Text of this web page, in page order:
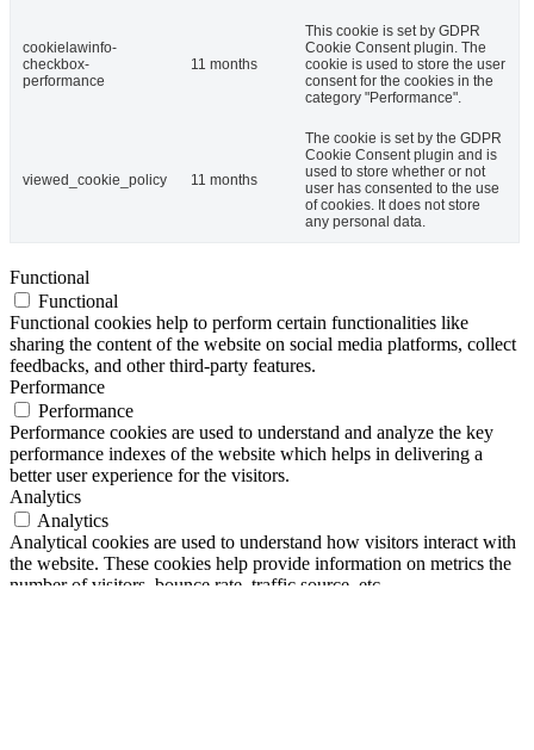
cookielawinfo-
checkbox-
performance
11 months
This cookie is set by GDPR
Cookie Consent plugin. The
cookie is used to store the user
consent for the cookies in the
category "Performance".
viewed_cookie_policy 11 months
The cookie is set by the GDPR
Cookie Consent plugin and is
used to store whether or not
user has consented to the use
of cookies. It does not store
any personal data.
Functional
Functional
Functional cookies help to perform certain functionalities like
sharing the content of the website on social media platforms, collect
feedbacks, and other third-party features.
Performance
Performance
Performance cookies are used to understand and analyze the key
performance indexes of the website which helps in delivering a
better user experience for the visitors.
Analytics
Analytics
Analytical cookies are used to understand how visitors interact with
the website. These cookies help provide information on metrics the
number of visitors, bounce rate, traffic source, etc.